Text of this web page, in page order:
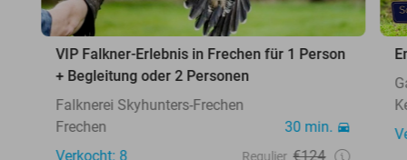
VIP Falkner-Erlebnis in Frechen für 1 Person
+ Begleitung oder 2 Personen
Falknerei Skyhunters-Frechen
Frechen
30 min.
Verkocht: 8
Regulier €124